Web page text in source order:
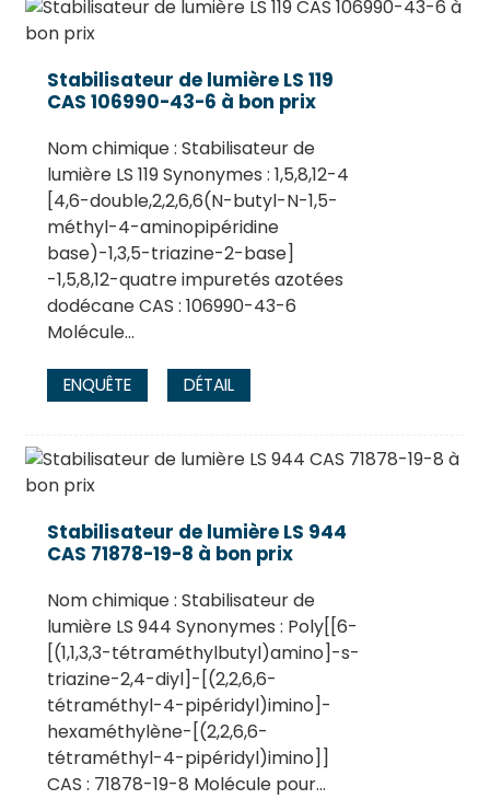
Stabilisateur de lumière LS 119
CAS 106990-43-6 à bon prix
Nom chimique : Stabilisateur de
lumière LS 119 Synonymes : 1,5,8,12-4
[4,6-double,2,2,6,6(N-butyl-N-1,5-
méthyl-4-aminopipéridine
base)-1,3,5-triazine-2-base]
-1,5,8,12-quatre impuretés azotées
dodécane CAS : 106990-43-6
Molécule...
ENQUÊTE DÉTAIL
Stabilisateur de lumière LS 944
CAS 71878-19-8 à bon prix
Nom chimique : Stabilisateur de
lumière LS 944 Synonymes : Poly[[6-
[(1,1,3,3-tétraméthylbutyl)amino]-s-
triazine-2,4-diyl]-[(2,2,6,6-
tétraméthyl-4-pipéridyl)imino]-
hexaméthylène-[(2,2,6,6-
tétraméthyl-4-pipéridyl)imino]]
CAS : 71878-19-8 Molécule pour…